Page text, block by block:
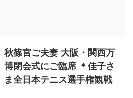
秋篠宮ご夫妻 大阪・関西万
博閉会式にご臨席 ＊佳子さ
ま全日本テニス選手権観戦